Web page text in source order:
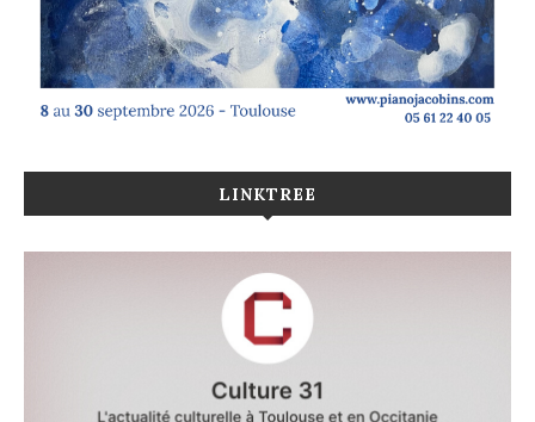
LINKTREE